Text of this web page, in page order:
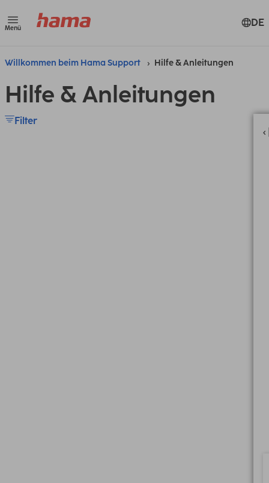
Menü DE
Willkommen beim Hama Support Hilfe & Anleitungen
Hilfe & Anleitungen
Filter